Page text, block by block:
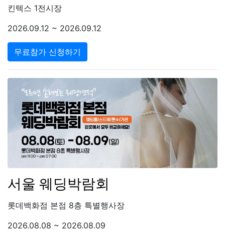
킨텍스 1전시장
2026.09.12 ~ 2026.09.12
무료참가 신청하기
서울 웨딩박람회
롯데백화점 본점 8층 특별행사장
2026.08.08 ~ 2026.08.09